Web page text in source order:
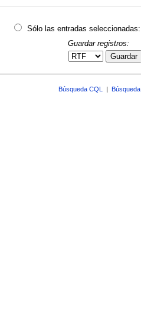
Sólo las entradas seleccionadas:
Guardar registros:
Guardar
Búsqueda CQL